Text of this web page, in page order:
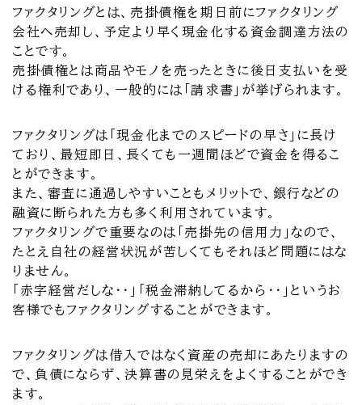
ファクタリングとは、売掛債権を期日前にファクタリング
会社へ売却し、予定より早く現金化する資金調達方法の
ことです。
売掛債権とは商品やモノを売ったときに後日支払いを受
ける権利であり、一般的には「請求書」が挙げられます。
ファクタリングは「現金化までのスピードの早さ」に長け
ており、最短即日、長くても一週間ほどで資金を得るこ
とができます。
また、審査に通過しやすいこともメリットで、銀行などの
融資に断られた方も多く利用されています。
ファクタリングで重要なのは「売掛先の信用力」なので、
たとえ自社の経営状況が苦しくてもそれほど問題にはな
りません。
「赤字経営だしな・・」「税金滞納してるから・・」というお
客様でもファクタリングすることができます。
ファクタリングは借入ではなく資産の売却にあたりますの
で、負債にならず、決算書の見栄えをよくすることができ
ます。